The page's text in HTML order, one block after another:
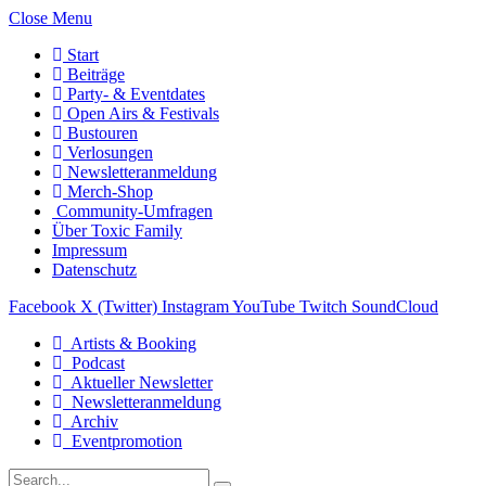
Close Menu
Start
Beiträge
Party- & Eventdates
Open Airs & Festivals
Bustouren
Verlosungen
Newsletteranmeldung
Merch-Shop
Community-Umfragen
Über Toxic Family
Impressum
Datenschutz
Facebook X (Twitter) InstagramYouTube Twitch SoundCloud
Artists & Booking
Podcast
Aktueller Newsletter
Newsletteranmeldung
Archiv
Eventpromotion